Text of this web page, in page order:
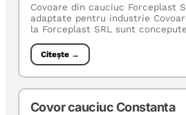
Covoare din cauciuc Forceplast
adaptate pentru industrie
la Forceplast SRL sunt
Citește →
Covor cauciuc Constanta